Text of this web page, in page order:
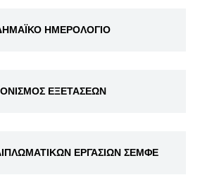
ΗΜΕΡΟΛΟΓΙΟ
ΕΞΕΤΑΣΕΩΝ
ΕΡΓΑΣΙΩΝ ΣΕΜΦΕ